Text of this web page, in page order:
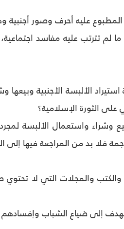
عليه أحرف وصور أجنبية
تترتب عليه مفاسد
الألبسة الأجنبية
الثورة الإسلامية؟
وشراء واستعمال الألبسة
فلا بد من المراجعة فيها
والمجلات التي لا تحتوي
إلى ضياع الشباب وإفسادهم